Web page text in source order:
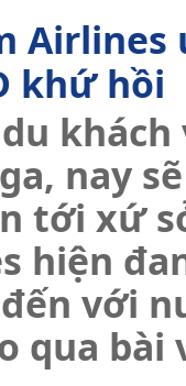
Airlines
khứ hồi
khách
nay
tới xứ
hiện
với
qua